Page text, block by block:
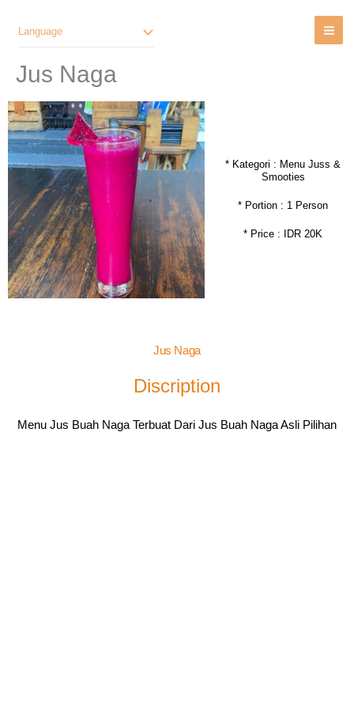
Language
Jus Naga
* Kategori : Menu Juss &
Smooties
* Portion : 1 Person
* Price : IDR 20K
Jus Naga
Discription
Menu Jus Buah Naga Terbuat Dari Jus Buah Naga Asli Pilihan